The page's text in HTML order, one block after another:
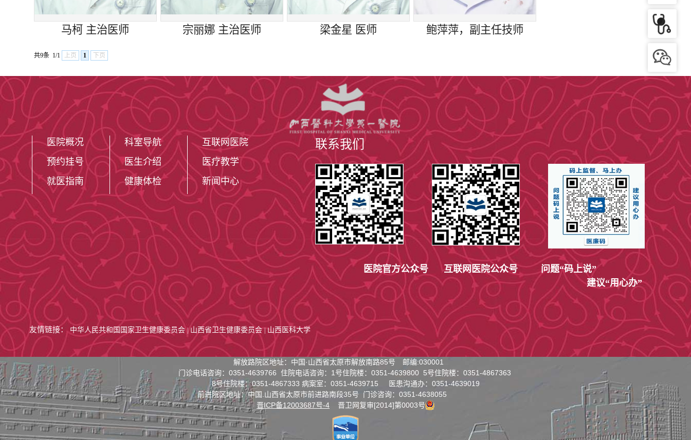
马柯 主治医师 宗丽娜 主治医师 梁金星 医师 鲍萍萍，副主任技师
共9条 1/1 上页 1 下页
医院概况
预约挂号
就医指南
科室导航
医生介绍
健康体检
互联网医院
医疗教学
新闻中心
联系我们
医院官方公众号 互联网医院公众号
问题“码上说”
建议“用心办”
友情链接： 中华人民共和国国家卫生健康委员会 山西省卫生健康委员会 | 山西医科大学
解放路院区地址：中国·山西省太原市解放南路85号 邮编:030001
门诊电话咨询：0351-4639766 住院电话咨询： 1号住院楼：0351-4639800 5号住院楼：0351-4867363
8号住院楼：0351-4867333 病案室：0351-4639715 医患沟通办：0351-4639019
前进院区地址：中国.山西省太原市前进路南段35号 门诊咨询：0351-4638055
晋ICP备12003687号-4 晋卫网复审[2014]第0003号